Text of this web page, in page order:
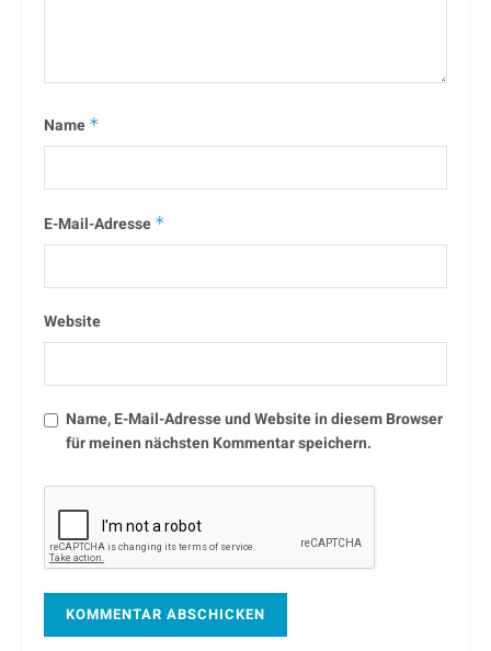
Name *
E-Mail-Adresse *
Website
Name, E-Mail-Adresse und Website in diesem Browser
für meinen nächsten Kommentar speichern.